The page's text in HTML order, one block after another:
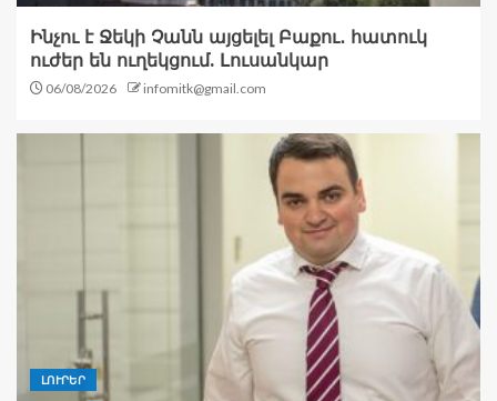
Ինչու է Ջեկի Չանն այցելել Բաքու․ հատուկ
ուժեր են ուղեկցում. Լուսանկար
06/08/2026 infomitk@gmail.com
ԼՈՒՐԵՐ